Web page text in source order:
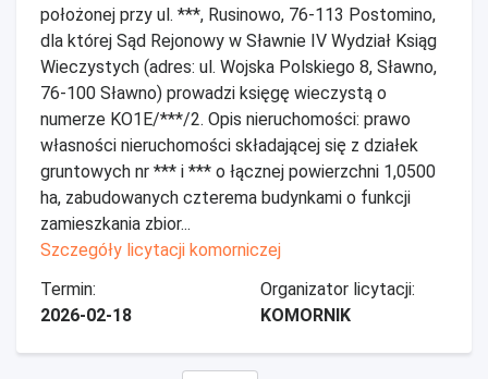
położonej przy ul. ***, Rusinowo, 76-113 Postomino,
dla której Sąd Rejonowy w Sławnie IV Wydział Ksiąg
Wieczystych (adres: ul. Wojska Polskiego 8, Sławno,
76-100 Sławno) prowadzi księgę wieczystą o
numerze KO1E/***/2. Opis nieruchomości: prawo
własności nieruchomości składającej się z działek
gruntowych nr *** i *** o łącznej powierzchni 1,0500
ha, zabudowanych czterema budynkami o funkcji
zamieszkania zbior...
Szczegóły licytacji komorniczej
Termin:
2026-02-18
Organizator licytacji:
KOMORNIK